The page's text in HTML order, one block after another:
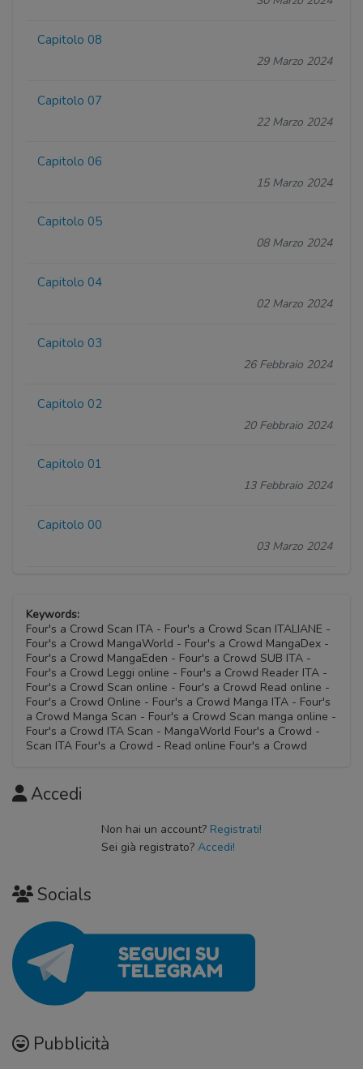
Capitolo 08
29 Marzo 2024
Capitolo 07
22 Marzo 2024
Capitolo 06
15 Marzo 2024
Capitolo 05
08 Marzo 2024
Capitolo 04
02 Marzo 2024
Capitolo 03
26 Febbraio 2024
Capitolo 02
20 Febbraio 2024
Capitolo 01
13 Febbraio 2024
Capitolo 00
03 Marzo 2024
Keywords:
Four's a Crowd Scan ITA - Four's a Crowd Scan ITALIANE -
Four's a Crowd MangaWorld - Four's a Crowd MangaDex -
Four's a Crowd MangaEden - Four's a Crowd SUB ITA -
Four's a Crowd Leggi online - Four's a Crowd Reader ITA -
Four's a Crowd Scan online - Four's a Crowd Read online -
Four's a Crowd Online - Four's a Crowd Manga ITA - Four's
a Crowd Manga Scan - Four's a Crowd Scan manga online -
Four's a Crowd ITA Scan - MangaWorld Four's a Crowd -
Scan ITA Four's a Crowd - Read online Four's a Crowd
Accedi
Non hai un account? Registrati!
Sei già registrato? Accedi!
Socials
Pubblicità